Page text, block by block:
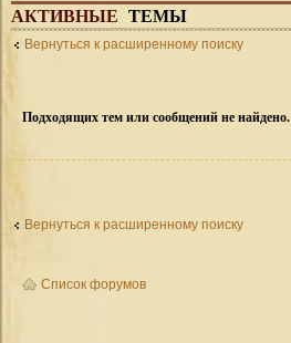
АКТИВНЫЕ ТЕМЫ
Вернуться к расширенному поиску
Подходящих тем или сообщений не найдено.
Вернуться к расширенному поиску
Список форумов